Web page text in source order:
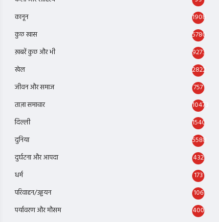
कानून
1908
कुछ खास
5780
ख़बरें कुछ और भी
9273
खेल
2822
जीवन और समाज
757
ताज़ा समाचार
10473
दिल्ली
1540
दुनिया
5588
दुर्घटना और आपदा
432
धर्म
173
परिवाहन/उड्डयन
106
पर्यावरण और मौसम
400